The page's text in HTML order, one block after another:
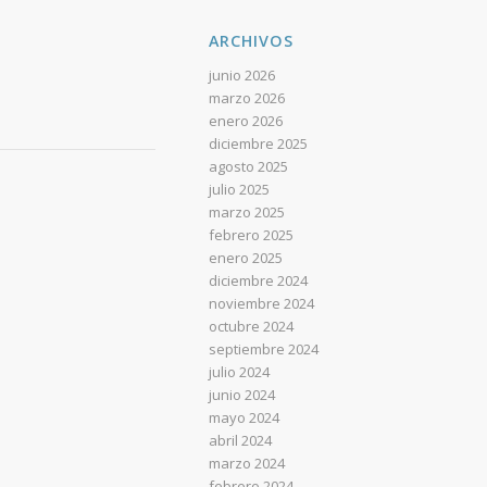
ARCHIVOS
junio 2026
marzo 2026
enero 2026
diciembre 2025
agosto 2025
julio 2025
marzo 2025
febrero 2025
enero 2025
diciembre 2024
noviembre 2024
octubre 2024
septiembre 2024
julio 2024
junio 2024
mayo 2024
abril 2024
marzo 2024